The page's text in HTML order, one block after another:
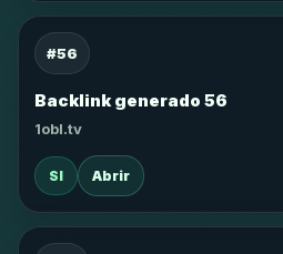
#56
Backlink generado 56
1obl.tv
SI Abrir